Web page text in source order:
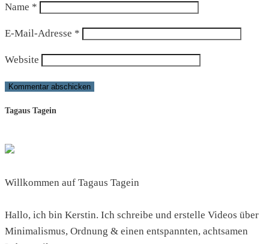
Name *
E-Mail-Adresse *
Website
Tagaus Tagein
Willkommen auf Tagaus Tagein
Hallo, ich bin Kerstin. Ich schreibe und erstelle Videos über
Minimalismus, Ordnung & einen entspannten, achtsamen